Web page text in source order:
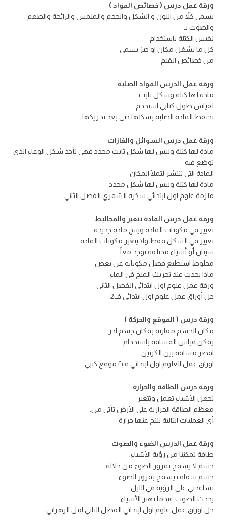
ورقة عمل درس ( خصائص المواد )
يسمى كلاً من اللون و الشكل والحجم والملمس والرائحة والطعم
والصوت بـ
نقيس الكتلة باستخدام
كل ما يشغل مكان او حيز يسمى
من خصائص القلم
ورقة عمل الدرس المواد الصلبة
مادة لها كتلة وشكل ثابت
لقياس طول كتابي استخدم
تحتفظ المادة الصلبة بشكلها حتى بعد تحريكها
ورقة عمل درس السوائل والغازات
مادة لها كتلة وليس لها شكل ثابت محدد فهي تأخذ شكل الوعاء الذي
توضع فيه
المادة التي تنتشر لتملأ المكان
مادة لها كتلة وليس لها شكل محدد
ملزمة علوم اول ابتدائي سكره الشمري الفصل الثاني
ورقة عمل درس المادة تتغير والمخاليط
تغيير في مكونات المادة وينتج مادة جديدة
تغيير في الشكل فقط ولا يتغير مكونات المادة
شيئان أو أشياء مختلفة توجد معاً
مخلوط استطيع فصل مكوناته عن بعض
ماذا يحدث عند تحريك الملح في الماء:
ورقة عمل علوم اول ابتدائي الفصل الثاني
حل أوراق عمل علوم اول ابتدائي ف2
ورقة درس ( الموقع والحركة )
مكان الجسم مقارنة بمكان جسم اخر
يمكن قياس المسافة باستخدام
اقصر مسافة بين الكرتين
اوراق عمل العلوم اول ابتدائي ف٢ موقع كتبي
ورقة درس الطاقة والحرارة
تجعل الأشياء تعمل وتتغير
معظم الطاقة الحرارية على الأرض تأتي من:
أي العمليات التالية ينتج عنها حرارة
ورقة عمل الدرس الضوء والصوت
طاقة تمكننا من رؤية الأشياء.
جسم لا يسمح بمرور الضوء من خلاله
جسم شفاف يسمح بمرور الضوء
تساعدني على الرؤية في الليل
يحدث الصوت عندما تهتز الأشياء
حل اوراق عمل علوم اول ابتدائي الفصل الثاني امل الزهراني